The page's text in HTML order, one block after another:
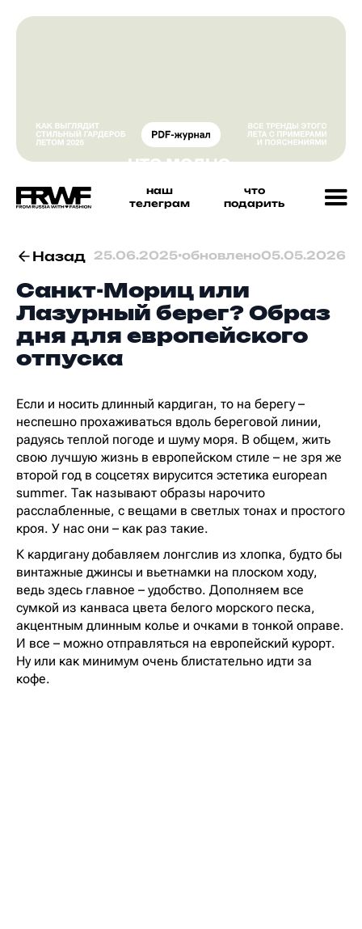
наш
телеграм
что
подарить
Назад 25.06.2025•обновлено05.05.2026
Санкт-Мориц или
Лазурный берег? Образ
дня для европейского
отпуска
Если и носить длинный кардиган, то на берегу –
неспешно прохаживаться вдоль береговой линии,
радуясь теплой погоде и шуму моря. В общем, жить
свою лучшую жизнь в европейском стиле – не зря же
второй год в соцсетях вирусится эстетика european
summer. Так называют образы нарочито
расслабленные, с вещами в светлых тонах и простого
кроя. У нас они – как раз такие.
К кардигану добавляем лонгслив из хлопка, будто бы
винтажные джинсы и вьетнамки на плоском ходу,
ведь здесь главное – удобство. Дополняем все
сумкой из канваса цвета белого морского песка,
акцентным длинным колье и очками в тонкой оправе.
И все – можно отправляться на европейский курорт.
Ну или как минимум очень блистательно идти за
кофе.